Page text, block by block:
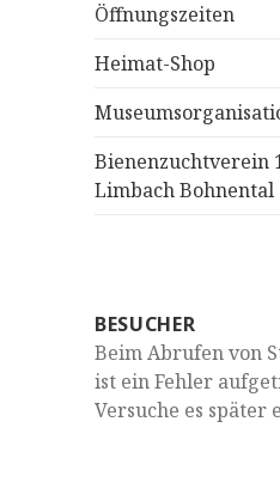
Öffnungszeiten
Heimat-Shop
Bienenzuchtverein
Limbach Bohnental
BESUCHER
Beim Abrufen von
ist ein Fehler
Versuche es später